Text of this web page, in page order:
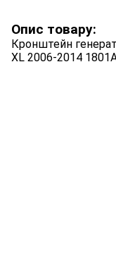
Опис товару:
Кронштейн
XL 2006-2014